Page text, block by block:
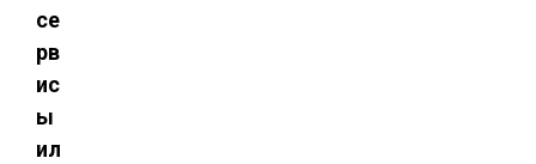
се
рв
ис
ы
ил